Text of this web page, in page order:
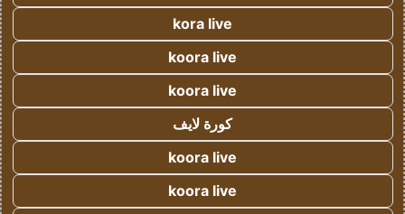
kora live
koora live
koora live
كورة لايف
koora live
koora live